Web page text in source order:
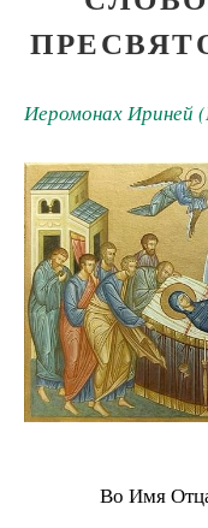
Иеромонах Ириней
Во Имя